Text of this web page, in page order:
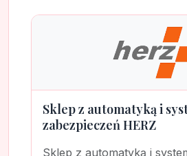
Sklep z automatyką i
zabezpieczeń HERZ
Sklep z automatyką i